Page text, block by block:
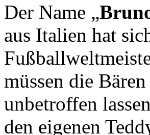
Der Name „
aus Italien hat
müssen die
unbetroffen
den eigenen